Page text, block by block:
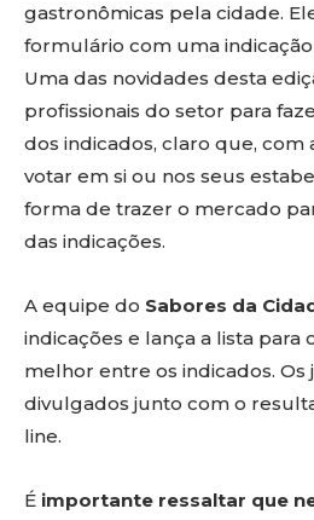
gastronômicas pela cidade.
formulário com uma
Uma das novidades desta
profissionais do setor para
dos indicados, claro que, com
votar em si ou nos seus
forma de trazer o mercado
das indicações.
A equipe do Sabores da
indicações e lança a lista
melhor entre os indicados. Os
divulgados junto com o
line.
É importante ressaltar que